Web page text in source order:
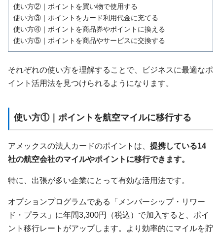
使い方②｜ポイントを買い物で使用する
使い方③｜ポイントをカード利用代金に充てる
使い方④｜ポイントを商品券やポイントに換える
使い方⑤｜ポイントを商品やサービスに交換する
それぞれの使い方を理解することで、ビジネスに最適なポ
イント活用法を見つけられるようになります。
使い方①｜ポイントを航空マイルに移行する
アメックスの法人カードのポイントは、 提携している14
社の航空会社のマイルやポイントに移行できます。
特に、出張が多い企業にとって有効な活用法です。
オプションプログラムである「メンバーシップ・リワー
ド・プラス」に年間3,300円（税込）で加入すると、ポイ
ント移行レートがアップします。より効率的にマイルを貯